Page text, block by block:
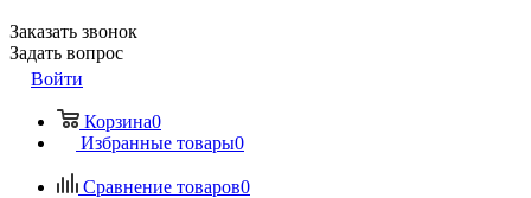
Заказать звонок
Задать вопрос
Войти
Корзина0
Избранные товары0
Сравнение товаров0